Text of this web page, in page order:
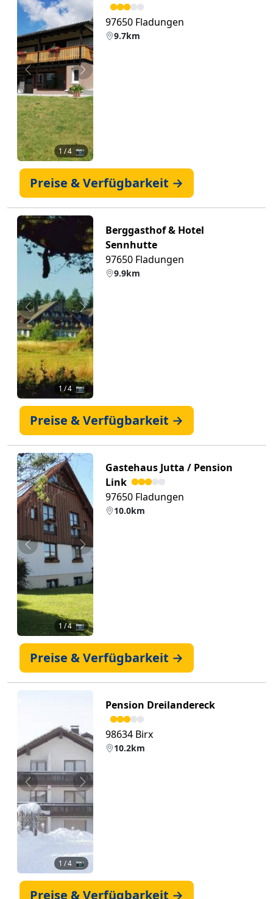
Zurück Weiter
1 / 4 📷
97650 Fladungen
9.7km
Preise & Verfügbarkeit →
Zurück Weiter
1/ 4 📷
Berggasthof & Hotel
Sennhutte
97650 Fladungen
9.9km
Preise & Verfügbarkeit →
Zurück Weiter
1 / 4 📷
Gastehaus Jutta / Pension
Link
97650 Fladungen
10.0km
Preise & Verfügbarkeit →
Zurück Weiter
1 / 4 📷
Pension Dreilandereck
98634 Birx
10.2km
Preise & Verfügbarkeit →